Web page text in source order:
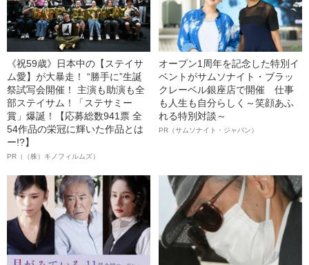
《祝59歳》日本中の【ステイサ
ム愛】が大暴走！ “勝手に”生誕
祭試写会開催！ 主演も助演も全
部ステイサム！「ステサミー
賞」爆誕！【応募総数941票 全
54作品の栄冠に輝いた作品とは
ー!?】
PR（（株）キノフィルムズ）
オープン1周年を記念した特別イ
ベントがサムソナイト・ブラッ
クレーベル銀座店で開催 仕事
も人生も自分らしく～笑顔あふ
れる特別対談～
PR（サムソナイト・ジャパン）